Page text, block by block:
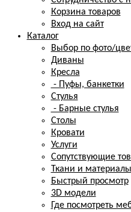
Корзина товаров
Вход на сайт
Каталог
Выбор по фото/
Диваны
Кресла
- Пуфы, банкетки
Стулья
- Барные стулья
Столы
Кровати
Услуги
Сопутствующие
Ткани и материалы
Быстрый просмотр
3D модели
Где посмотреть